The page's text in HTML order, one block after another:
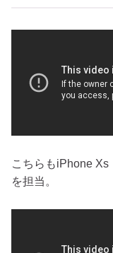
こちらもiPhone
を担当。